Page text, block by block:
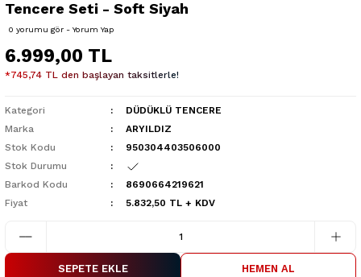
Tencere Seti - Soft Siyah
0 yorumu gör - Yorum Yap
6.999,00 TL
*745,74 TL den başlayan taksitlerle!
Kategori
DÜDÜKLÜ TENCERE
Marka
ARYILDIZ
Stok Kodu
950304403506000
Stok Durumu
Barkod Kodu
8690664219621
Fiyat
5.832,50 TL + KDV
SEPETE EKLE HEMEN AL